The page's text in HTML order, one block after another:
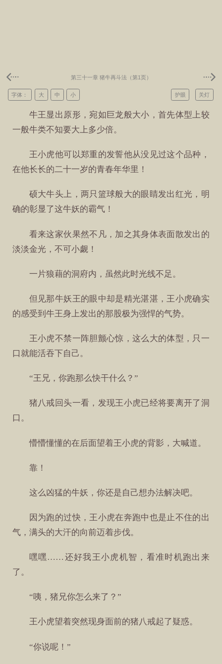
第三十一章 猪牛再斗法（第1页）
关灯
护眼
字体： 大 中 小
牛王显出原形，宛如巨龙般大小，首先体型上较
一般牛类不知要大上多少倍。
王小虎他可以郑重的发誓他从没见过这个品种，
在他长长的二十一岁的青春年华里！
硕大牛头上，两只篮球般大的眼睛发出红光，明
确的彰显了这牛妖的霸气！
看来这家伙果然不凡，加之其身体表面散发出的
淡淡金光，不可小觑！
一片狼藉的洞府内，虽然此时光线不足。
但见那牛妖王的眼中却是精光湛湛，王小虎确实
的感受到牛王身上发出的那股极为强悍的气势。
王小虎不禁一阵胆颤心惊，这么大的体型，只一
口就能活吞下自己。
“王兄，你跑那么快干什么？”
猪八戒回头一看，发现王小虎已经将要离开了洞
口。
懵懵懂懂的在后面望着王小虎的背影，大喊道。
靠！
这么凶猛的牛妖，你还是自己想办法解决吧。
因为跑的过快，王小虎在奔跑中也是止不住的出
气，满头的大汗的向前迈着步伐。
嘿嘿……还好我王小虎机智，看准时机跑出来
了。
“咦，猪兄你怎么来了？”
王小虎望着突然现身面前的猪八戒起了疑惑。
“你说呢！”